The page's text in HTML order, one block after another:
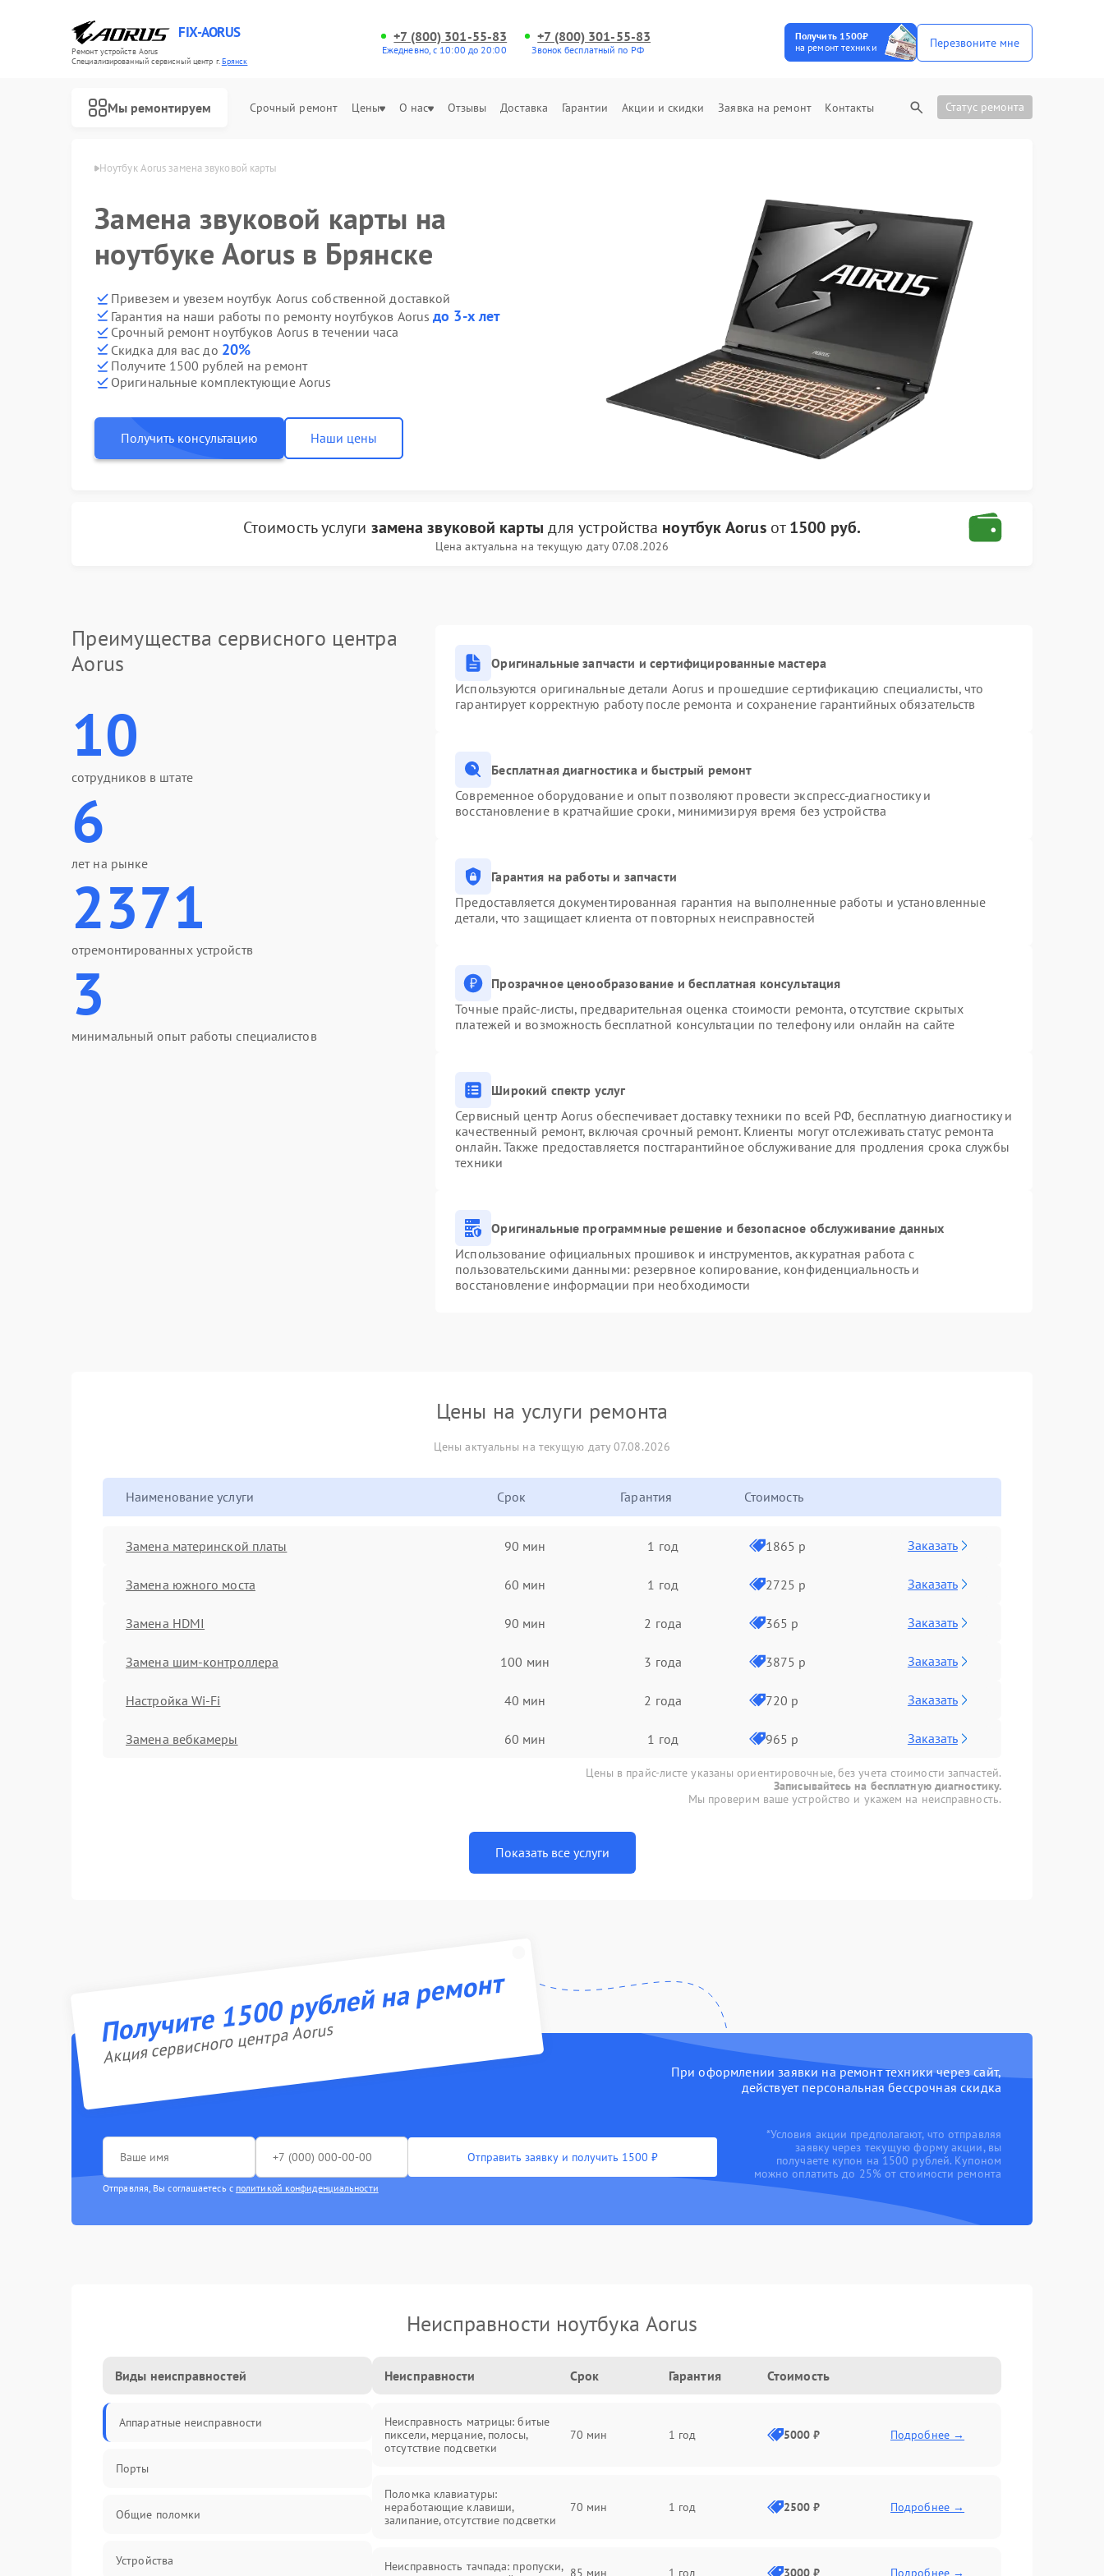
FIX-AORUS
Ремонт устройств Aorus
Специализированный cервисный центр г.Брянск
+7 (800) 301-55-83
Ежедневно, с 10:00 до 20:00
+7 (800) 301-55-83
Звонок бесплатный по РФ
Получить 1500₽
на ремонт техники
Перезвоните мне
Мы ремонтируем Срочный ремонт Цены О нас Отзывы Доставка Гарантии Акции и скидки Заявка на ремонт Контакты Статус ремонта
Ноутбук Aorus замена звуковой карты
Замена звуковой карты на
ноутбуке Aorus в Брянске
Привезем и увезем ноутбук Aorus собственной доставкой
Гарантия на наши работы по ремонту ноутбуков Aorusдо 3-х лет
Срочный ремонт ноутбуков Aorus в течении часа
Скидка для вас до 20%
Получите 1500 рублей на ремонт
Оригинальные комплектующие Aorus
Получить консультацию Наши цены
Стоимость услуги замена звуковой карты для устройства ноутбук Aorusот1500 руб.
Цена актуальна на текущую дату 07.08.2026
Преимущества сервисного центра
Aorus
10
сотрудников в штате
6
лет на рынке
2371
отремонтированных устройств
3
минимальный опыт работы специалистов
Оригинальные запчасти и сертифицированные мастера
Используются оригинальные детали Aorus и прошедшие сертификацию специалисты, что
гарантирует корректную работу после ремонта и сохранение гарантийных обязательств
Бесплатная диагностика и быстрый ремонт
Современное оборудование и опыт позволяют провести экспресс-диагностику и
восстановление в кратчайшие сроки, минимизируя время без устройства
Гарантия на работы и запчасти
Предоставляется документированная гарантия на выполненные работы и установленные
детали, что защищает клиента от повторных неисправностей
Прозрачное ценообразование и бесплатная консультация
Точные прайс-листы, предварительная оценка стоимости ремонта, отсутствие скрытых
платежей и возможность бесплатной консультации по телефону или онлайн на сайте
Широкий спектр услуг
Сервисный центр Aorus обеспечивает доставку техники по всей РФ, бесплатную диагностику и
качественный ремонт, включая срочный ремонт. Клиенты могут отслеживать статус ремонта
онлайн. Также предоставляется постгарантийное обслуживание для продления срока службы
техники
Оригинальные программные решение и безопасное обслуживание данных
Использование официальных прошивок и инструментов, аккуратная работа с
пользовательскими данными: резервное копирование, конфиденциальность и
восстановление информации при необходимости
Цены на услуги ремонта
Цены актуальны на текущую дату 07.08.2026
Наименование услуги Срок Гарантия Стоимость
Замена материнской платы 90 мин 1 год 1865 р Заказать
Замена южного моста 60 мин 1 год 2725 р Заказать
Замена HDMI 90 мин 2 года 365 р Заказать
Замена шим-контроллера 100 мин 3 года 3875 р Заказать
Настройка Wi-Fi 40 мин 2 года 720 р Заказать
Замена вебкамеры 60 мин 1 год 965 р Заказать
Цены в прайс-листе указаны ориентировочные, без учета стоимости запчастей.
Записывайтесь на бесплатную диагностику.
Мы проверим ваше устройство и укажем на неисправность.
Показать все услуги
Получите 1500 рублей на ремонт
Акция сервисного центра Aorus
При оформлении заявки на ремонт техники через сайт,
действует персональная бессрочная скидка
Отправить заявку и получить 1500 ₽
Отправляя, Вы соглашаетесь с политикой конфиденциальности
*Условия акции предполагают, что отправляя
заявку через текущую форму акции, вы
получаете купон на 1500 рублей. Купоном
можно оплатить до 25% от стоимости ремонта
Неисправности ноутбука Aorus
Виды неисправностей
Аппаратные неисправности
Порты
Общие поломки
Устройства
Неисправности Срок Гарантия Стоимость
Неисправность матрицы: битые
пиксели, мерцание, полосы,
отсутствие подсветки
70 мин 1 год 5000 ₽ Подробнее →
Поломка клавиатуры:
неработающие клавиши,
залипание, отсутствие подсветки
70 мин 1 год 2500 ₽ Подробнее →
Неисправность тачпада: пропуски, 85 мин 1 год 3000 ₽ Подробнее →